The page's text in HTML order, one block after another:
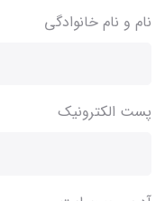
نام و نام خانوادگی
پست الکترونیک